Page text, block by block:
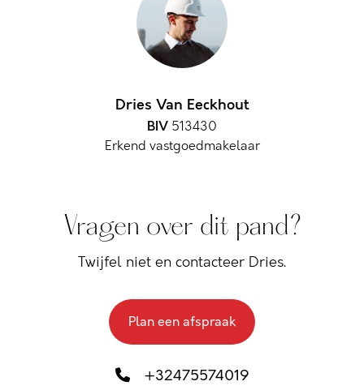
Dries Van Eeckhout
BIV 513430
Erkend vastgoedmakelaar
Vragen over dit pand?
Twijfel niet en contacteer Dries.
Plan een afspraak
+32475574019